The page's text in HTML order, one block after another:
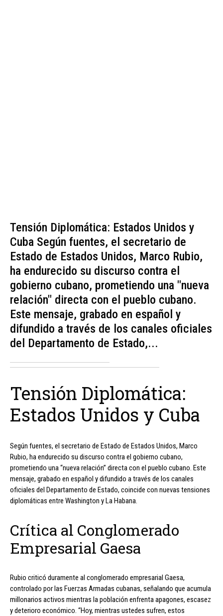
Tensión Diplomática: Estados Unidos y
Cuba Según fuentes, el secretario de
Estado de Estados Unidos, Marco Rubio,
ha endurecido su discurso contra el
gobierno cubano, prometiendo una "nueva
relación" directa con el pueblo cubano.
Este mensaje, grabado en español y
difundido a través de los canales oficiales
del Departamento de Estado,...
Tensión Diplomática:
Estados Unidos y Cuba
Según fuentes, el secretario de Estado de Estados Unidos, Marco
Rubio, ha endurecido su discurso contra el gobierno cubano,
prometiendo una “nueva relación” directa con el pueblo cubano. Este
mensaje, grabado en español y difundido a través de los canales
oficiales del Departamento de Estado, coincide con nuevas tensiones
diplomáticas entre Washington y La Habana.
Crítica al Conglomerado
Empresarial Gaesa
Rubio criticó duramente al conglomerado empresarial Gaesa,
controlado por las Fuerzas Armadas cubanas, señalando que acumula
millonarios activos mientras la población enfrenta apagones, escasez
y deterioro económico. “Hoy, mientras ustedes sufren, estos